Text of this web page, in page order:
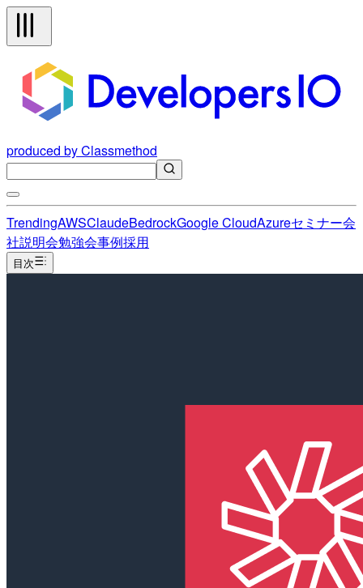
produced by Classmethod
TrendingAWSClaudeBedrockGoogle CloudAzureセミナー会
社説明会勉強会事例採用
目次